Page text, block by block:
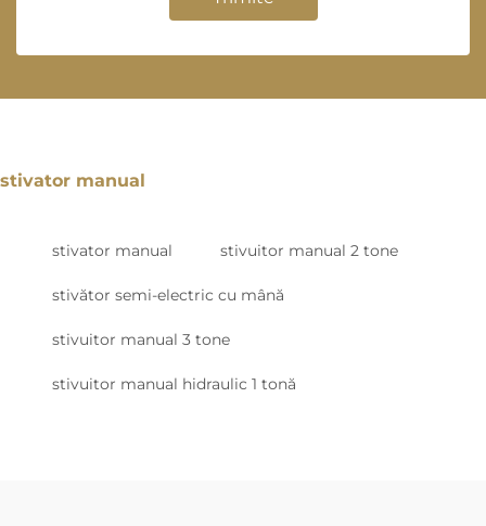
stivator manual
stivator manual stivuitor manual 2 tone
stivător semi-electric cu mână
stivuitor manual 3 tone
stivuitor manual hidraulic 1 tonă